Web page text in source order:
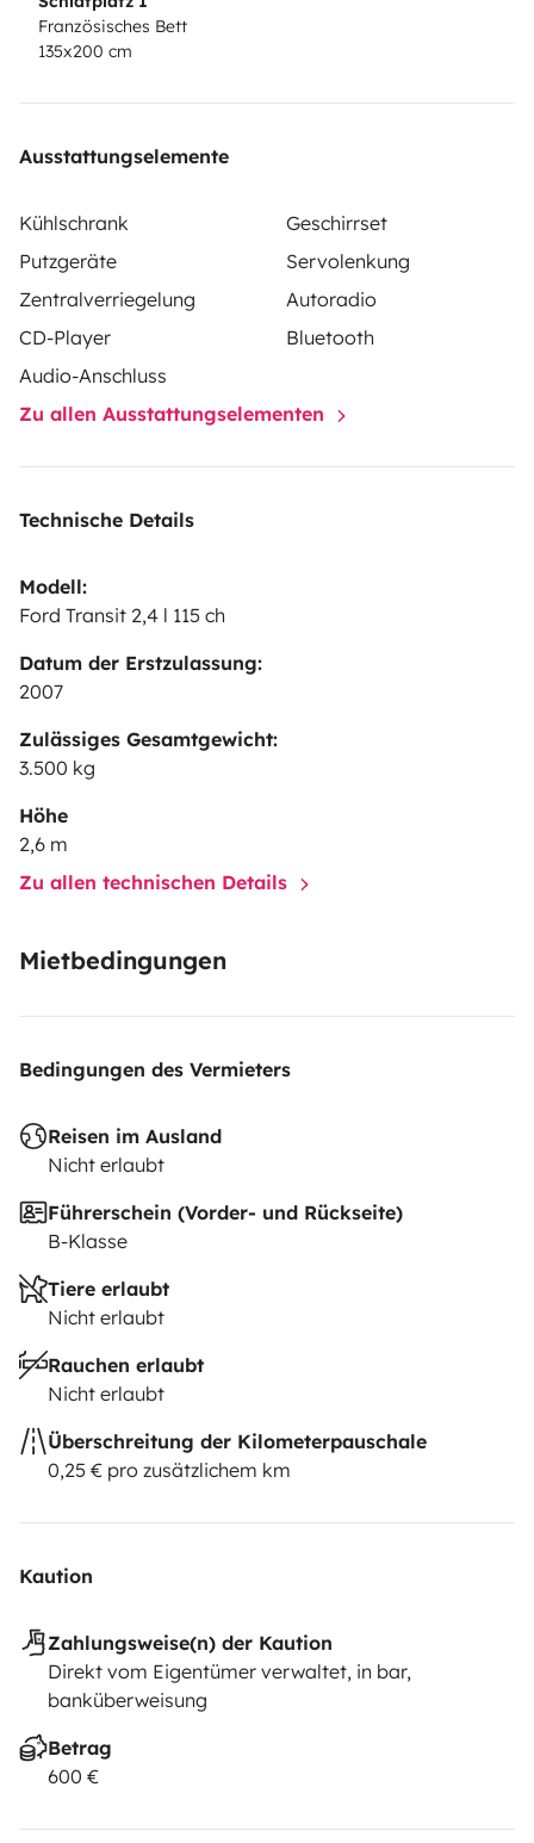
Französisches Bett
135x200 cm
Ausstattungselemente
Kühlschrank
Geschirrset
Putzgeräte
Servolenkung
Zentralverriegelung
Autoradio
CD-Player
Bluetooth
Audio-Anschluss
Zu allen Ausstattungselementen
Technische Details
Modell:
Ford Transit 2,4 l 115 ch
Datum der Erstzulassung:
2007
Zulässiges Gesamtgewicht:
3.500 kg
Höhe
2,6 m
Zu allen technischen Details
Mietbedingungen
Bedingungen des Vermieters
Reisen im Ausland
Nicht erlaubt
Führerschein (Vorder- und Rückseite)
B-Klasse
Tiere erlaubt
Nicht erlaubt
Rauchen erlaubt
Nicht erlaubt
Überschreitung der Kilometerpauschale
0,25 € pro zusätzlichem km
Kaution
Zahlungsweise(n) der Kaution
Direkt vom Eigentümer verwaltet, in bar,
banküberweisung
Betrag
600 €